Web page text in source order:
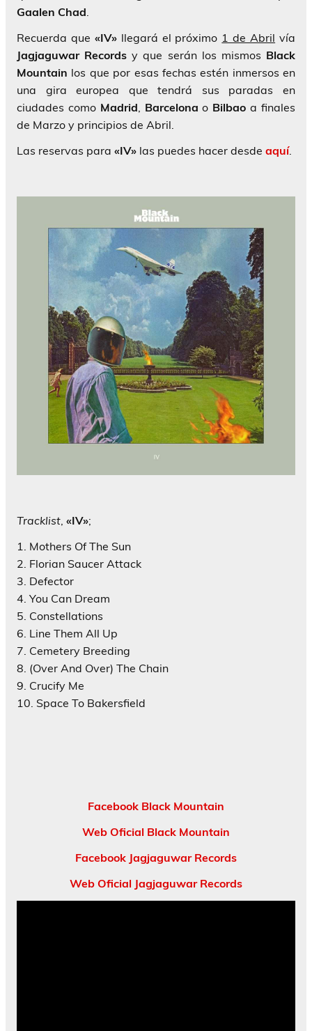
Gaalen Chad.
Recuerda que «IV»llegará el próximo 1 de Abril vía
Jagjaguwar Records y que serán los mismos Black
Mountain los que por esas fechas estén inmersos en
una gira europea que tendrá sus paradas en
ciudades como Madrid, Barcelona o Bilbao a finales
de Marzo y principios de Abril.
Las reservas para «IV» las puedes hacer desde aquí.
Tracklist, «IV»;
1. Mothers Of The Sun
2. Florian Saucer Attack
3. Defector
4. You Can Dream
5. Constellations
6. Line Them All Up
7. Cemetery Breeding
8. (Over And Over) The Chain
9. Crucify Me
10. Space To Bakersfield
Facebook Black Mountain
Web Oficial Black Mountain
Facebook Jagjaguwar Records
Web Oficial Jagjaguwar Records